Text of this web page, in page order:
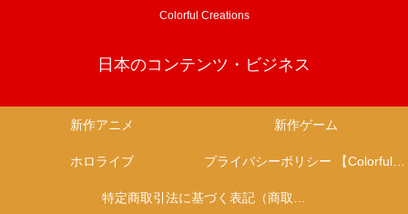
Colorful Creations
日本のコンテンツ・ビジネス
新作アニメ 新作ゲーム
ホロライブ プライバシーポリシー 【Colorful Creation】
特定商取引法に基づく表記（商取引に関する開示）